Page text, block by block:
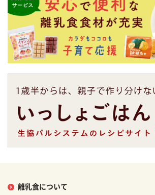
離乳食について